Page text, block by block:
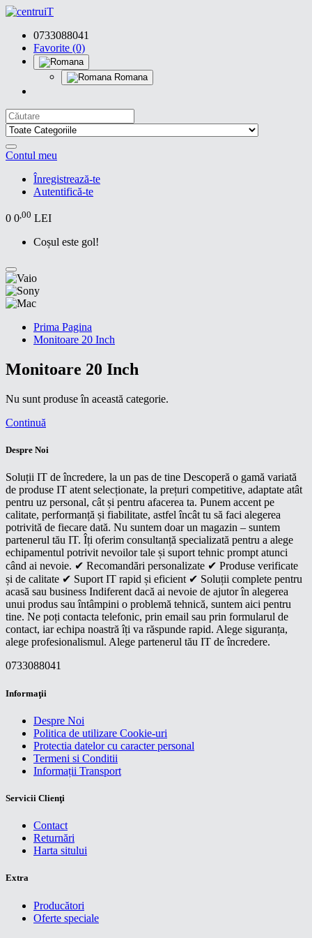
0733088041
Favorite (0)
Romana
Contul meu
Înregistrează-te
Autentifică-te
0 0,00 LEI
Coșul este gol!
Prima Pagina
Monitoare 20 Inch
Monitoare 20 Inch
Nu sunt produse în această categorie.
Continuă
Despre Noi
Soluții IT de încredere, la un pas de tine Descoperă o gamă variată
de produse IT atent selecționate, la prețuri competitive, adaptate atât
pentru uz personal, cât și pentru afacerea ta. Punem accent pe
calitate, performanță și fiabilitate, astfel încât tu să faci alegerea
potrivită de fiecare dată. Nu suntem doar un magazin – suntem
partenerul tău IT. Îți oferim consultanță specializată pentru a alege
echipamentul potrivit nevoilor tale și suport tehnic prompt atunci
când ai nevoie. ✔ Recomandări personalizate ✔ Produse verificate
și de calitate ✔ Suport IT rapid și eficient ✔ Soluții complete pentru
acasă sau business Indiferent dacă ai nevoie de ajutor în alegerea
unui produs sau întâmpini o problemă tehnică, suntem aici pentru
tine. Ne poți contacta telefonic, prin email sau prin formularul de
contact, iar echipa noastră îți va răspunde rapid. Alege siguranța,
alege profesionalismul. Alege partenerul tău IT de încredere.
0733088041
Informaţii
Despre Noi
Politica de utilizare Cookie-uri
Protectia datelor cu caracter personal
Termeni si Conditii
Informații Transport
Servicii Clienţi
Contact
Returnări
Harta sitului
Extra
Producători
Oferte speciale